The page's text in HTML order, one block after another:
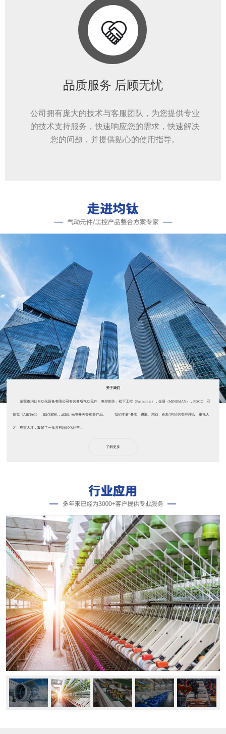
品质服务 后顾无忧
公司拥有庞大的技术与客服团队，为您提供专业
的技术支持服务，快速响应您的需求，快速解决
您的问题，并提供贴心的使用指导。
关于我们
东莞市均钛自动化设备有限公司专营各项气动元件，电控相关：松下工控（Panasonic），金器（MINDMAN），PISCO，亚
德克（AIRTAC），IEI点胶机，aZBIL 光电开关等相关产品。 我们本着“务实、进取、精益、创新”的经营管理理念，重视人
才、尊重人才，凝聚了一批具有现代化经营...
了解更多